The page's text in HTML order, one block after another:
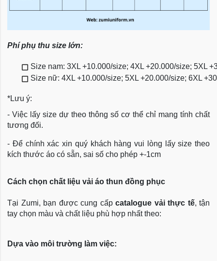
Phí phụ thu size lớn:
Size nam: 3XL +10.000/size; 4XL +20.000/size; 5XL
Size nữ: 4XL +10.000/size; 5XL +20.000/size; 6XL
*Lưu ý:
- Việc lấy size dự theo thông số cơ thể chỉ mang tính chất
tương đối.
- Để chính xác xin quý khách hàng vui lòng lấy size theo
kích thước áo có sẵn, sai số cho phép +-1cm
Cách chọn chất liệu vải áo thun đồng phục
Tại Zumi, bạn được cung cấp catalogue vải thực tế, tận
tay chọn màu và chất liệu phù hợp nhất theo:
Dựa vào môi trường làm việc: